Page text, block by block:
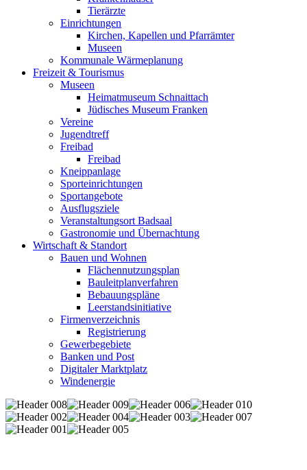
Tierärzte
Einrichtungen
Kirchen, Kapellen und Pfarrämter
Museen
Kommunale Wärmeplanung
Freizeit & Tourismus
Museen
Heimatmuseum Schnaittach
Jüdisches Museum Franken
Vereine
Jugendtreff
Freibad
Freibad
Kneippanlage
Sporteinrichtungen
Sportangebote
Ausflugsziele
Veranstaltungsort Badsaal
Gastronomie und Übernachtung
Wirtschaft & Standort
Bauen und Wohnen
Flächennutzungsplan
Bauleitplanverfahren
Bebauungspläne
Leerstandsinitiative
Firmenverzeichnis
Registrierung
Gewerbegebiete
Banken und Post
Digitaler Marktplatz
Windenergie